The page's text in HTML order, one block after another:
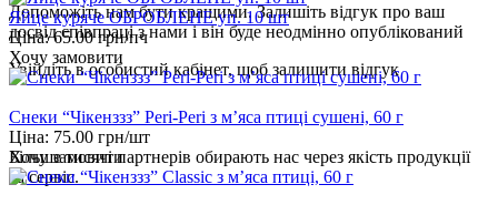
Яйце куряче ОБРОБЛЕНЕ уп. 10 шт
Ціна:65.00 грн/пч
Хочу замовити
Снеки “Чікенззз” Peri-Peri з м’яса птиці сушені, 60 г
Ціна: 75.00 грн/шт
Хочу замовити
Допоможіть нам бути кращими. Залишіть відгук про ваш
досвід співпраці з нами і він буде неодмінно опублікований
Увійдітьв особистий кабінет, щоб залишити відгук
Більше тисячі партнерів обирають нас через якість продукції
та сервіс.